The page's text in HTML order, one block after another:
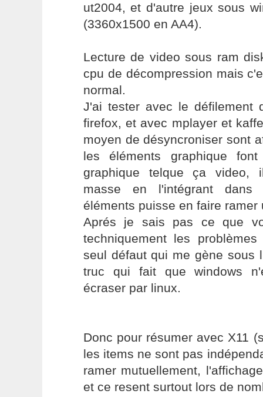
ut2004, et d'autre jeux sous
(3360x1500 en AA4).
Lecture de video sous ram
cpu de décompression mais
normal.
J'ai tester avec le défilement
firefox, et avec mplayer et
moyen de désyncroniser sont
les éléments graphique
graphique telque ça video,
masse en l'intégrant dans
éléments puisse en faire ramer
Aprés je sais pas ce que
techniquement les
seul défaut qui me gène sous
truc qui fait que windows
écraser par linux.
Donc pour résumer avec X11
les items ne sont pas
ramer mutuellement,
et ce resent surtout lors de